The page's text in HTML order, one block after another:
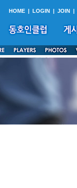
HOME | LOGIN | JOIN |